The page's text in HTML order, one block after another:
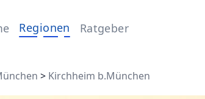
Regionen Ratgeber
> Kirchheim b.München